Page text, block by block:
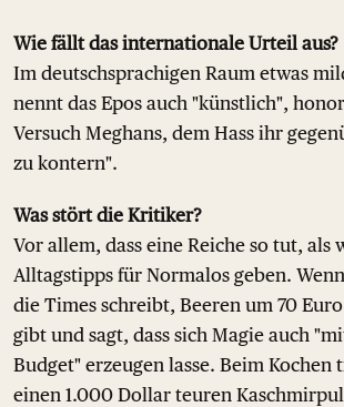
Wie fällt das internationale Urteil aus?
Im deutschsprachigen Raum etwas
nennt das Epos auch "künstlich",
Versuch Meghans, dem Hass ihr
zu kontern".
Was stört die Kritiker?
Vor allem, dass eine Reiche so tut, als
Alltagstipps für Normalos geben.
die Times schreibt, Beeren um 70
gibt und sagt, dass sich Magie auch
Budget" erzeugen lasse. Beim Kochen
einen 1.000 Dollar teuren